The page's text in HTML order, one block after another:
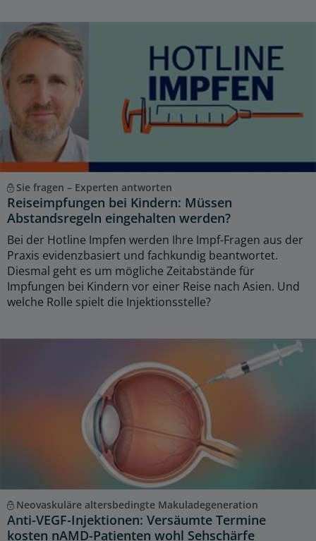
Sie fragen – Experten antworten
Reiseimpfungen bei Kindern: Müssen
Abstandsregeln eingehalten werden?
Bei der Hotline Impfen werden Ihre Impf-Fragen aus der
Praxis evidenzbasiert und fachkundig beantwortet.
Diesmal geht es um mögliche Zeitabstände für
Impfungen bei Kindern vor einer Reise nach Asien. Und
welche Rolle spielt die Injektionsstelle?
Neovaskuläre altersbedingte Makuladegeneration
Anti-VEGF-Injektionen: Versäumte Termine
kosten nAMD-Patienten wohl Sehschärfe